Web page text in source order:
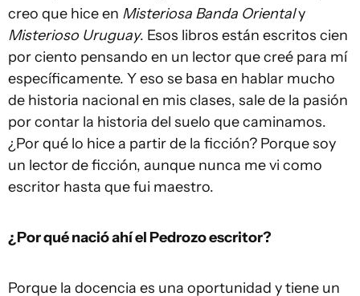
creo que hice en Misteriosa Banda Orientaly
Misterioso Uruguay. Esos libros están escritos cien
por ciento pensando en un lector que creé para mí
específicamente. Y eso se basa en hablar mucho
de historia nacional en mis clases, sale de la pasión
por contar la historia del suelo que caminamos.
¿Por qué lo hice a partir de la ficción? Porque soy
un lector de ficción, aunque nunca me vi como
escritor hasta que fui maestro.
¿Por qué nació ahí el Pedrozo escritor?
Porque la docencia es una oportunidad y tiene un